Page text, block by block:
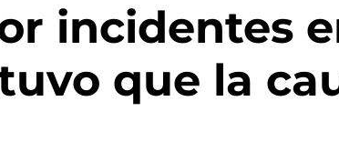
incidentes
que la